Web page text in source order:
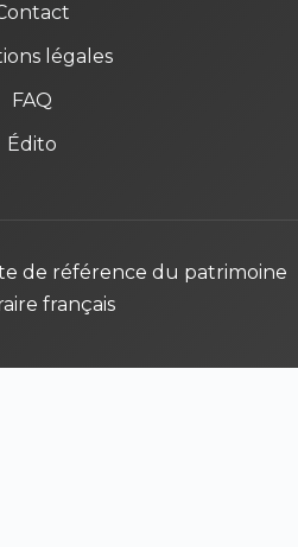
légales
FAQ
Édito
de référence du patrimoine
français